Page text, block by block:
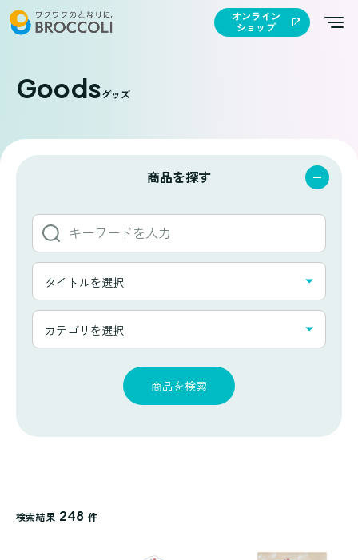
オンライン
ショップ
Goodsグッズ
商品を探す
キ
ワ
ド
か
タ
ト
一
タイトルを選択
カ
カテゴリを選択
商品を検索
検索結果 248 件